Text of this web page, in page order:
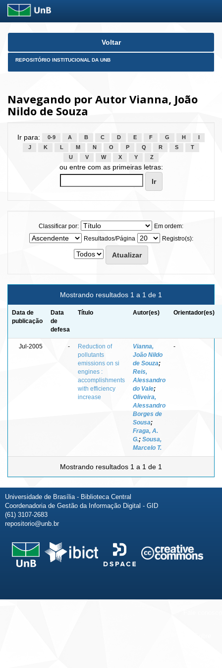
Skip
Voltar
REPOSITÓRIO INSTITUCIONAL DA UNB
Navegando por Autor Vianna, João
Nildo de Souza
Ir para: 0-9 A B C D E F G H
J
K L M N O P Q R S
T
U
V W X Y Z
ou entre com as primeiras letras:
Classificar por:
Em ordem:
Resultados/Página
Registro(s):
Mostrando resultados 1 a 1 de 1
Data de
publicação
Data
de
defesa
Título Autor(es) Orientador(es)
Jul-2005 -
Reduction of
pollutants
emissions on si
engines :
accomplishments
with efficiency
increase
Vianna,
João Nildo
de Souza;
Reis,
Alessandro
do Vale;
Oliveira,
Alessandro
Borges de
Sousa;
Fraga, A.
G.; Sousa,
Marcelo T.
-
Mostrando resultados 1 a 1 de 1
Universidade de Brasília - Biblioteca Central
Coordenadoria de Gestão da Informação Digital - GID
(61) 3107-2683
repositorio@unb.br